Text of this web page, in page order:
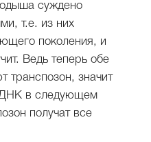
суждено
т.е. из них
поколения, и
Ведь теперь обе
транспозон, значит
ДНК в следующем
получат все